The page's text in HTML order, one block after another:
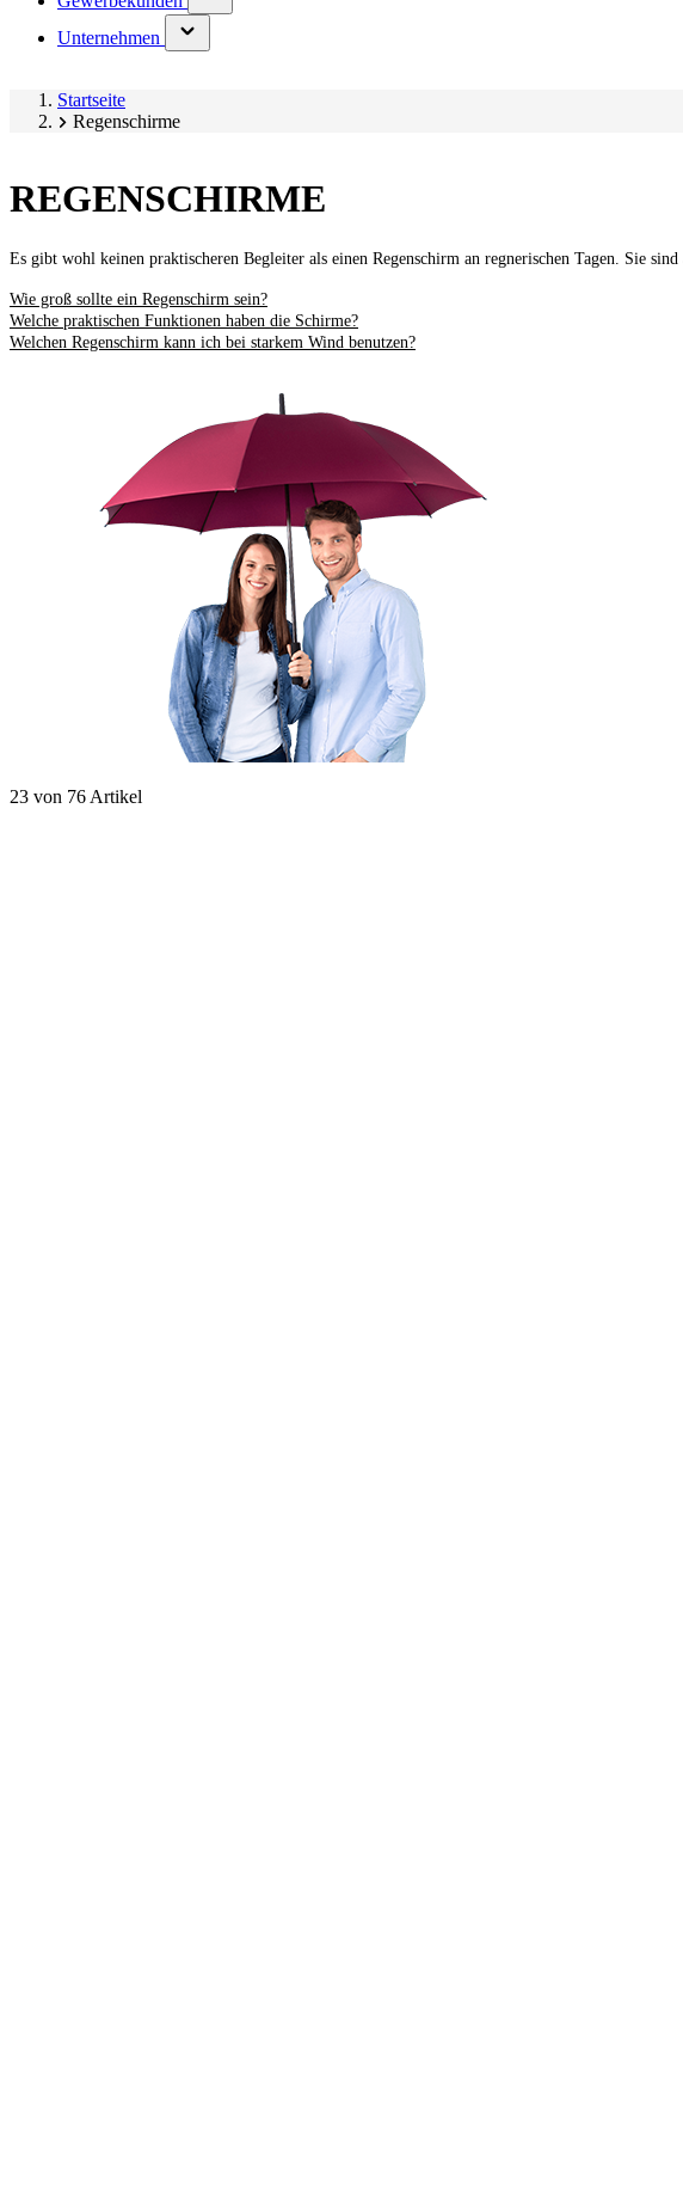
submenu)
Unternehmen
(has
submenu)
Startseite
Regenschirme
REGENSCHIRME
Es gibt wohl keinen praktischeren Begleiter als einen Regenschirm an regnerischen Tagen. Sie
Wie groß sollte ein Regenschirm sein?
Welche praktischen Funktionen haben die Schirme?
Welchen Regenschirm kann ich bei starkem Wind benutzen?
23 von 76 Artikel